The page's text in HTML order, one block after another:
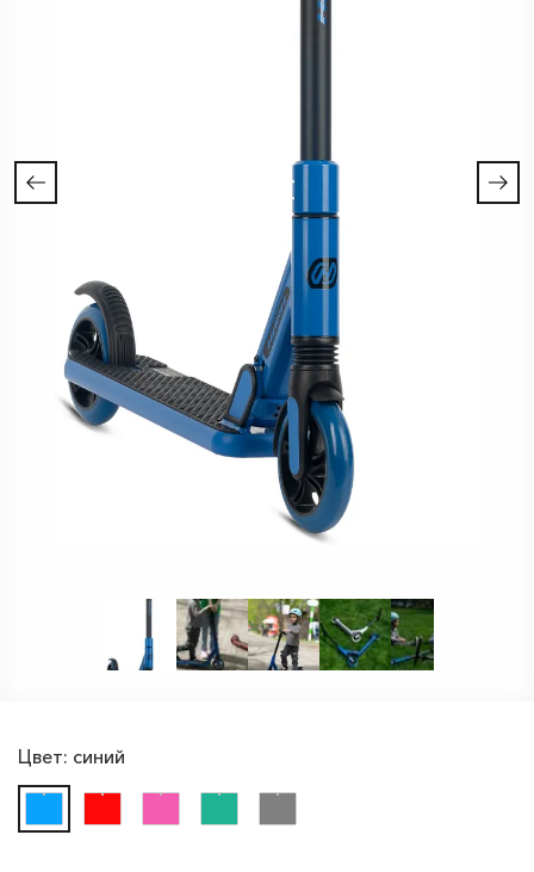
Цвет: синий